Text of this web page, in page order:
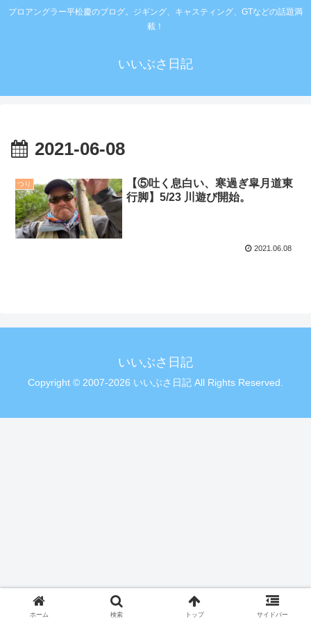
プロアングラー平松慶のブログ。ジギング、キャスティング、GTなどの話題満
載！
いいぶさ日記
2021-06-08
つり
【⑤吐く息白い、寒過ぎ皐月道東
行脚】5/23 川遊び開始。
2021.06.08
いいぶさ日記
Copyright © 2007-2026 いいぶさ日記 All Rights Reserved.
ホーム 検索 トップ サイドバー